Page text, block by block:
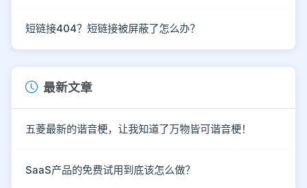
短链接404？短链接被屏蔽了怎么办？
最新文章
五菱最新的谐音梗，让我知道了万物皆可谐音梗！
SaaS产品的免费试用到底该怎么做？